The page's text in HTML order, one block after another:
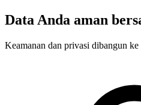
Data Anda aman
Keamanan dan privasi dibangun